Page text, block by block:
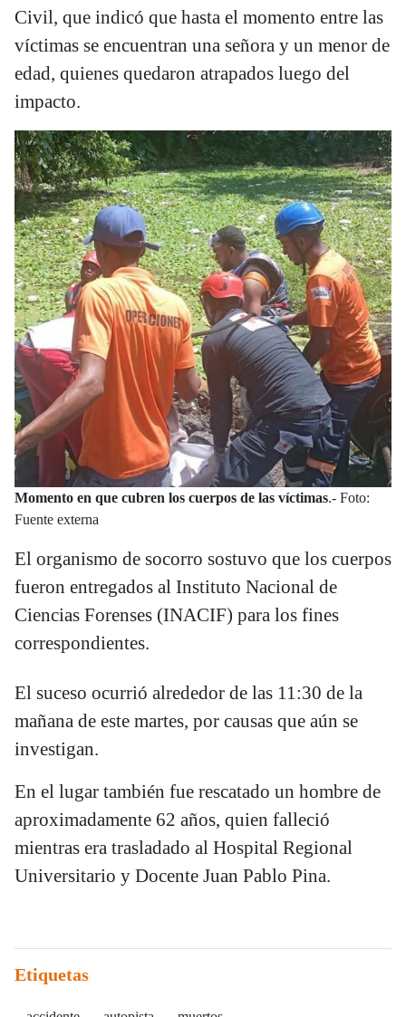
Civil, que indicó que hasta el momento entre las
víctimas se encuentran una señora y un menor de
edad, quienes quedaron atrapados luego del
impacto.
Momento en que cubren los cuerpos de las víctimas.- Foto:
Fuente externa
El organismo de socorro sostuvo que los cuerpos
fueron entregados al Instituto Nacional de
Ciencias Forenses (INACIF) para los fines
correspondientes.
El suceso ocurrió alrededor de las 11:30 de la
mañana de este martes, por causas que aún se
investigan.
En el lugar también fue rescatado un hombre de
aproximadamente 62 años, quien falleció
mientras era trasladado al Hospital Regional
Universitario y Docente Juan Pablo Pina.
Etiquetas